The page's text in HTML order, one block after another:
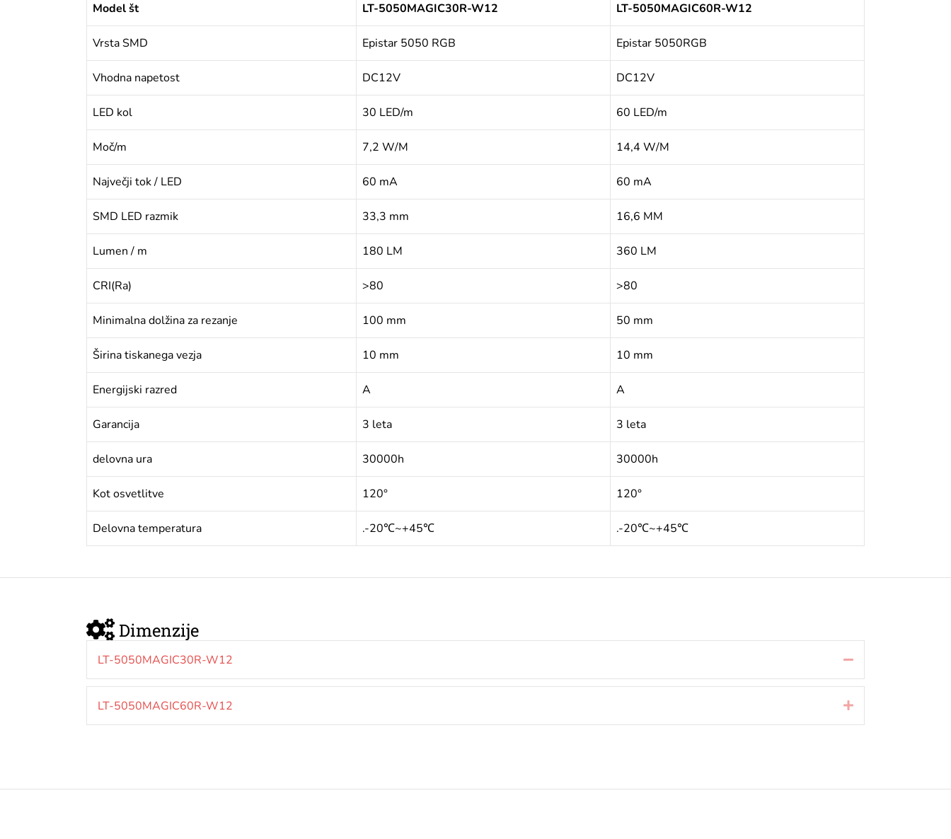
Model št LT-5050MAGIC30R-W12 LT-5050MAGIC60R-W12
Vrsta SMD Epistar 5050 RGB Epistar 5050RGB
Vhodna napetost DC12V DC12V
LED kol 30 LED/m 60 LED/m
Moč/m 7,2 W/M 14,4 W/M
Največji tok / LED 60 mA 60 mA
SMD LED razmik 33,3 mm 16,6 MM
Lumen / m 180 LM 360 LM
CRI(Ra) >80 >80
Minimalna dolžina za rezanje 100 mm 50 mm
Širina tiskanega vezja 10 mm 10 mm
Energijski razred A A
Garancija 3 leta 3 leta
delovna ura 30000h 30000h
Kot osvetlitve 120° 120°
Delovna temperatura .-20℃~+45℃ .-20℃~+45℃
Dimenzije
LT-5050MAGIC30R-W12 Strni
LT-5050MAGIC60R-W12 Razširi